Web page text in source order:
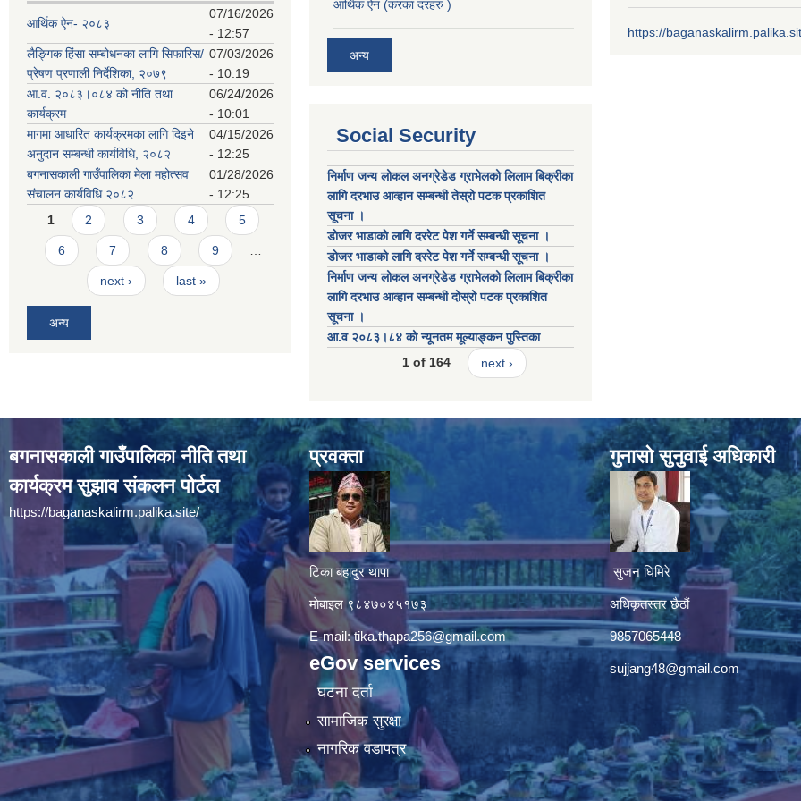
आर्थिक ऐन- २०८३
07/16/2026
- 12:57
लैङ्गिक हिंसा सम्बोधनका लागि सिफारिस/
प्रेषण प्रणाली निर्देशिका, २०७९
07/03/2026
- 10:19
आ.व. २०८३।०८४ को नीति तथा
कार्यक्रम
06/24/2026
- 10:01
मागमा आधारित कार्यक्रमका लागि दिइने
अनुदान सम्बन्धी कार्यविधि, २०८२
04/15/2026
- 12:25
बगनासकाली गाउँपालिका मेला महोत्सव
संचालन कार्यविधि २०८२
01/28/2026
- 12:25
Pages
1 2 3 4 5
6 7 8 9
next › last »
अन्य
आर्थिक ऐन (करका दरहरु )
अन्य
Social Security
निर्माण जन्य लोकल अनग्रेडेड ग्राभेलको लिलाम बिक्रीका
लागि दरभाउ आव्हान सम्बन्धी तेस्रो पटक प्रकाशित
सूचना ।
डाेजर भाडाकाे लागि दररेट पेश गर्ने सम्बन्धी सूचना ।
डाेजर भाडाकाे लागि दररेट पेश गर्ने सम्बन्धी सूचना ।
निर्माण जन्य लोकल अनग्रेडेड ग्राभेलको लिलाम बिक्रीका
लागि दरभाउ आव्हान सम्बन्धी दोस्रो पटक प्रकाशित
सूचना ।
आ.व २०८३।८४ को न्यूनतम मूल्याङ्कन पुस्तिका
1 of 164
next ›
https://
बगनासकाली गाउँपालिका नीति तथा
कार्यक्रम सुझाव संकलन पोर्टल
https://baganaskalirm.palika.site/
प्रवक्ता
टिका बहादुर थापा
माे‍बाइल ९८४७०४५१७३
E-mail:tika.thapa256@gmail.com
eGov services
घटना दर्ता
सामाजिक सुरक्षा
नागरिक वडापत्र
गुनासाे सुनुवाई अधिकारी
सुजन घिमिरे
अधिकृतस्तर छैठौं‌
9857065448
sujjang48@gmail.com